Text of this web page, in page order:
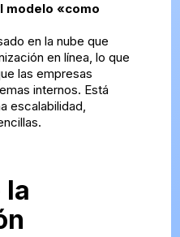
modelo «como
en la nube que
en línea, lo que
las empresas
internos. Está
escalabilidad,